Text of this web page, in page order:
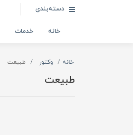
دسته‌بندی
خانه خدمات
خانه وکتور طبیعت
طبیعت